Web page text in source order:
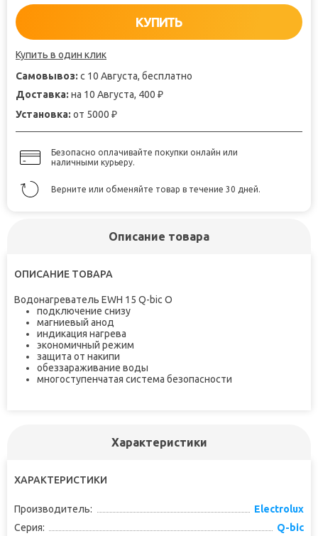
КУПИТЬ
Купить в один клик
Самовывоз: с 10 Августа, бесплатно
Доставка: на 10 Августа, 400 ₽
Установка: от 5000 ₽
Безопасно оплачивайте покупки онлайн или
наличными курьеру.
Верните или обменяйте товар в течение 30 дней.
Описание товара
ОПИСАНИЕ ТОВАРА
Водонагреватель EWH 15 Q-bic O
подключение снизу
магниевый анод
индикация нагрева
экономичный режим
защита от накипи
обеззараживание воды
многоступенчатая система безопасности
Характеристики
ХАРАКТЕРИСТИКИ
Производитель:
Electrolux
Серия:
Q-bic